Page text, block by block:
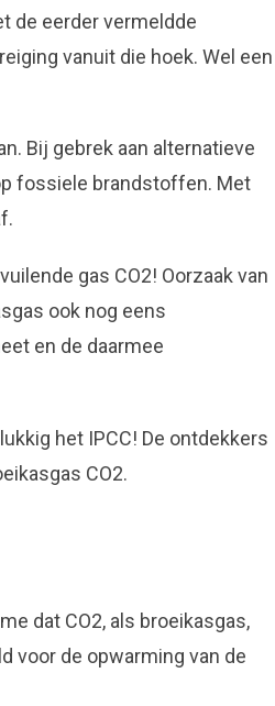
de eerder vermeldde
vanuit die hoek. Wel een
Bij gebrek aan alternatieve
fossiele brandstoffen. Met
gas CO2! Oorzaak van
ook nog eens
en de daarmee
het IPCC! De ontdekkers
CO2.
dat CO2, als broeikasgas,
voor de opwarming van de